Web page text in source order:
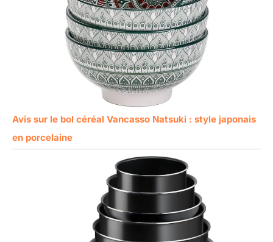
Avis sur le bol céréal Vancasso Natsuki : style japonais
en porcelaine